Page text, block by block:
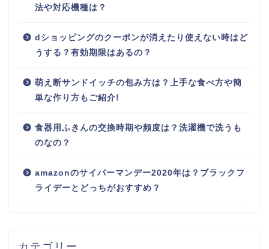
法や対応機種は？
dショッピングのクーポンが消えたり使えない時はど
うする？有効期限はあるの？
萌え断サンドイッチの包み方は？上手な食べ方や簡
単な作り方もご紹介!
食器用ふきんの交換時期や頻度は？洗濯機で洗うも
のなの？
amazonのサイバーマンデー2020年は？ブラックフ
ライデーとどっちがおすすめ？
カテゴリー